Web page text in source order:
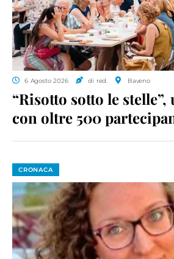
6 Agosto 2026 di red. Baveno
“Risotto sotto le stelle”,
con oltre 500
CRONACA